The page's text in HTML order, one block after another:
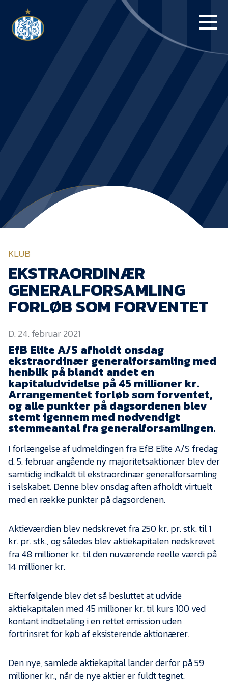
BLUE WATER
NYHEDER
Om Esbjerg fB
Sydvestjysk Fodbold
Samarbejde
Partnere
Blue Water Arena
Aktionærinformation
Kontakt
Presse
KLUB
EKSTRAORDINÆR
GENERALFORSAMLING
FORLØB SOM FORVENTET
D. 24. februar 2021
EfB Elite A/S afholdt onsdag
ekstraordinær generalforsamling med
henblik på blandt andet en
kapitaludvidelse på 45 millioner kr.
Arrangementet forløb som forventet,
og alle punkter på dagsordenen blev
stemt igennem med nødvendigt
stemmeantal fra generalforsamlingen.
I forlængelse af udmeldingen fra EfB Elite A/S fredag
d. 5. februar angående ny majoritetsaktionær blev der
samtidig indkaldt til ekstraordinær generalforsamling
i selskabet. Denne blev onsdag aften afholdt virtuelt
med en række punkter på dagsordenen.
Aktieværdien blev nedskrevet fra 250 kr. pr. stk. til 1
kr. pr. stk., og således blev aktiekapitalen nedskrevet
fra 48 millioner kr. til den nuværende reelle værdi på
14 millioner kr.
Efterfølgende blev det så besluttet at udvide
aktiekapitalen med 45 millioner kr. til kurs 100 ved
kontant indbetaling i en rettet emission uden
fortrinsret for køb af eksisterende aktionærer.
Den nye, samlede aktiekapital lander derfor på 59
millioner kr., når de nye aktier er fuldt tegnet.